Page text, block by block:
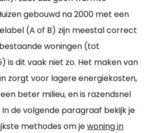
gebouwd na 2000 met een
(A of B) zijn meestal correct
woningen (tot
is dit vaak niet zo. Het maken van
zorgt voor lagere energiekosten,
beter milieu, en is razendsnel
de volgende paragraaf bekijk je
methodes om jewoning in